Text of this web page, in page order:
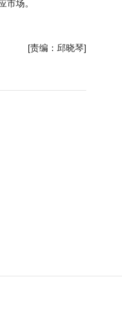
场。
[责编：邱晓琴]